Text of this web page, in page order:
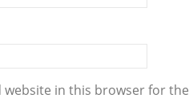
website in this browser for